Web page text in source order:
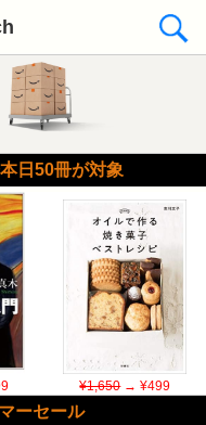
日50冊が対象
¥1,650→ ¥499
ーセール